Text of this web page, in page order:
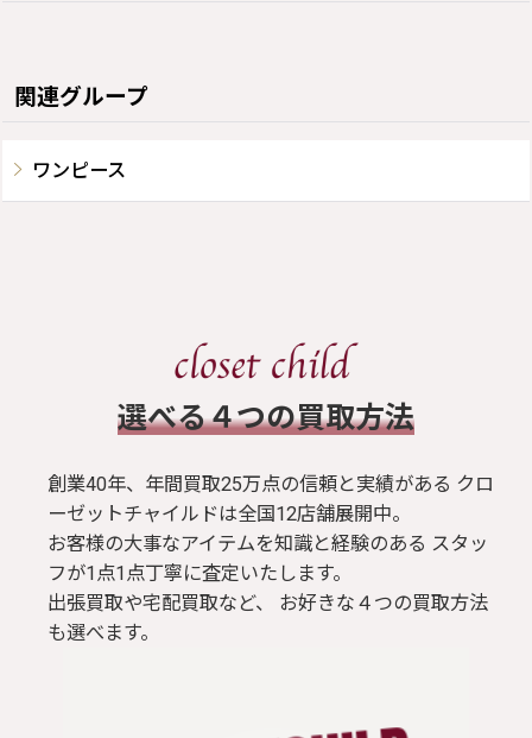
関連グループ
ワンピース
​選べる４つの買取方法
創業40年、年間買取25万点の信頼と実績がある クロ
ーゼットチャイルドは全国12店舗展開中。
お客様の大事なアイテムを知識と経験のある スタッ
フが1点1点丁寧に査定いたします。
出張買取や宅配買取など、 お好きな４つの買取方法
も選べます。